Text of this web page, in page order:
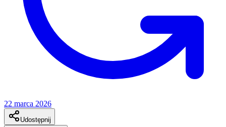
22 marca 2026
Udostępnij